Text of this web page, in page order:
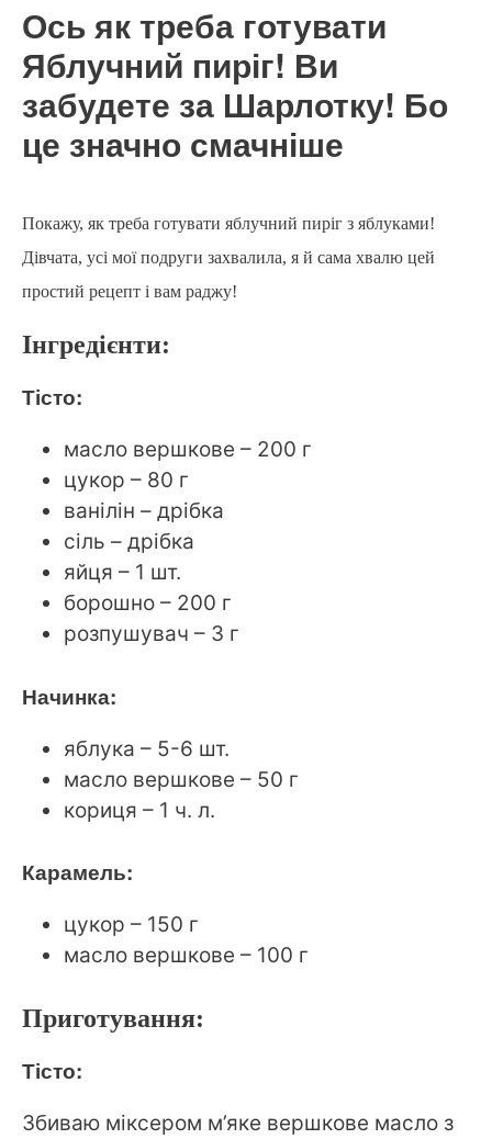
Ось як треба готувати
Яблучний пиріг! Ви
забудете за Шарлотку! Бо
це значно смачніше
Покажу, як треба готувати яблучний пиріг з яблуками!
Дівчата, усі мої подруги захвалила, я й сама хвалю цей
простий рецепт і вам раджу!
Інгредієнти:
Тісто:
масло вершкове – 200 г
цукор – 80 г
ванілін – дрібка
сіль – дрібка
яйця – 1 шт.
борошно – 200 г
розпушувач – 3 г
Начинка:
яблука – 5-6 шт.
масло вершкове – 50 г
кориця – 1 ч. л.
Карамель:
цукор – 150 г
масло вершкове – 100 г
Приготування:
Тісто:
Збиваю міксером м’яке вершкове масло з